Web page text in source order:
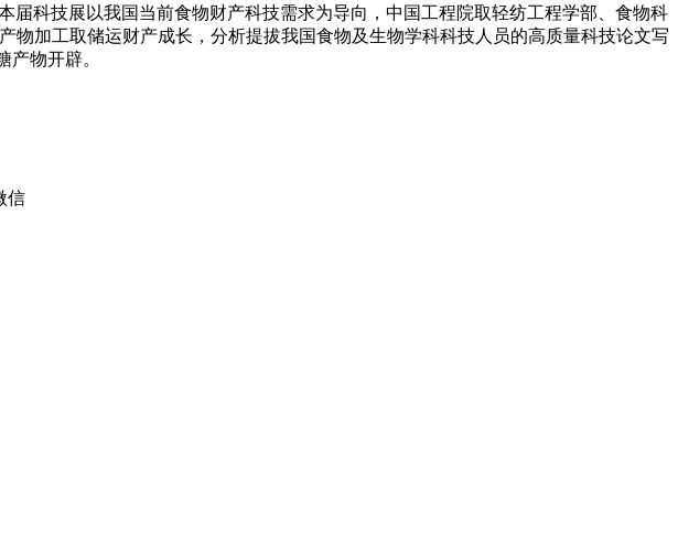
届科技展以我国当前食物财产科技需求为导向，中国工程院取轻纺工程学部、食物科
加工取储运财产成长，分析提拔我国食物及生物学科科技人员的高质量科技论文写
产物开辟。
信